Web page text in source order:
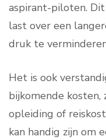
aspirant-piloten.
last over een
druk te
Het is ook
bijkomende kosten,
opleiding of
kan handig zijn om